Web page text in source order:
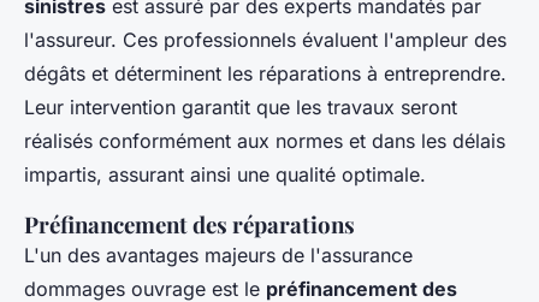
sinistres est assuré par des experts mandatés par
l'assureur. Ces professionnels évaluent l'ampleur des
dégâts et déterminent les réparations à entreprendre.
Leur intervention garantit que les travaux seront
réalisés conformément aux normes et dans les délais
impartis, assurant ainsi une qualité optimale.
Préfinancement des réparations
L'un des avantages majeurs de l'assurance
dommages ouvrage est le préfinancement des